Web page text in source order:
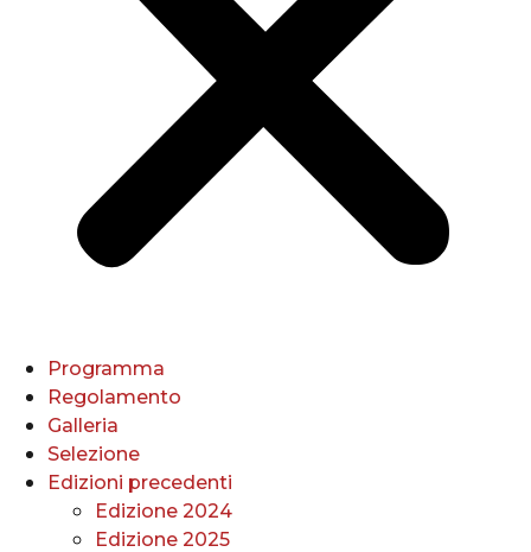
Programma
Regolamento
Galleria
Selezione
Edizioni precedenti
Edizione 2024
Edizione 2025